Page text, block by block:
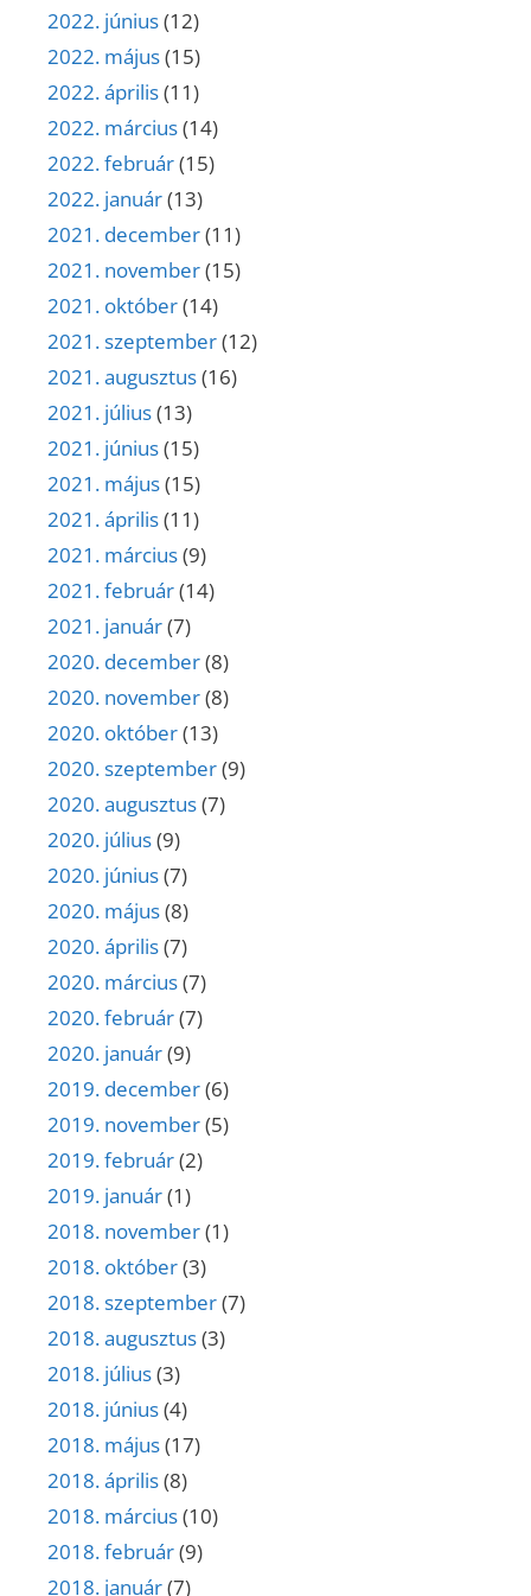
2022. június(12)
2022. május(15)
2022. április(11)
2022. március(14)
2022. február(15)
2022. január(13)
2021. december(11)
2021. november(15)
2021. október(14)
2021. szeptember(12)
2021. augusztus(16)
2021. július(13)
2021. június(15)
2021. május(15)
2021. április(11)
2021. március(9)
2021. február(14)
2021. január(7)
2020. december(8)
2020. november(8)
2020. október(13)
2020. szeptember(9)
2020. augusztus(7)
2020. július(9)
2020. június(7)
2020. május(8)
2020. április(7)
2020. március(7)
2020. február(7)
2020. január(9)
2019. december(6)
2019. november(5)
2019. február(2)
2019. január(1)
2018. november(1)
2018. október(3)
2018. szeptember(7)
2018. augusztus(3)
2018. július(3)
2018. június(4)
2018. május(17)
2018. április(8)
2018. március(10)
2018. február(9)
2018. január(7)